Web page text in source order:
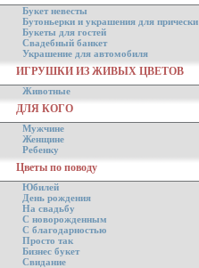
Букет невесты
Бутоньерки и украшения для прически
Букеты для гостей
Свадебный банкет
Украшение для автомобиля
ИГРУШКИ ИЗ ЖИВЫХ ЦВЕТОВ
Животные
ДЛЯ КОГО
Мужчине
Женщине
Ребенку
Цветы по поводу
Юбилей
День рождения
На свадьбу
С новорожденным
С благодарностью
Просто так
Бизнес букет
Свидание